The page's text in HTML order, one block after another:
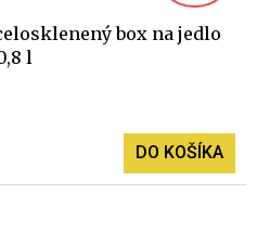
box na jedlo
l
DO KOŠÍKA